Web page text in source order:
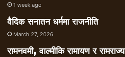
1 week ago
वैदिक सनातन धर्ममा राजनीति
March 27, 2026
रामनवमी, वाल्मीकि रामायण र रामराज्य